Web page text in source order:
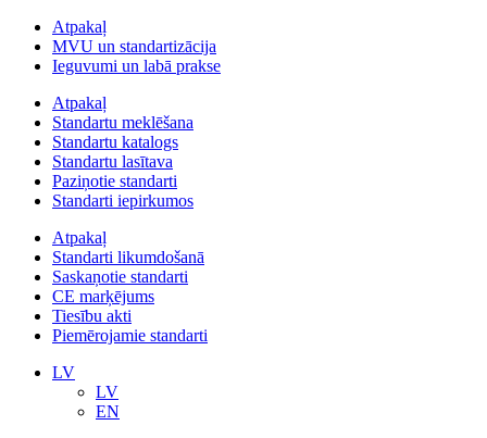
Atpakaļ
MVU un standartizācija
Ieguvumi un labā prakse
Atpakaļ
Standartu meklēšana
Standartu katalogs
Standartu lasītava
Paziņotie standarti
Standarti iepirkumos
Atpakaļ
Standarti likumdošanā
Saskaņotie standarti
CE marķējums
Tiesību akti
Piemērojamie standarti
LV
LV
EN